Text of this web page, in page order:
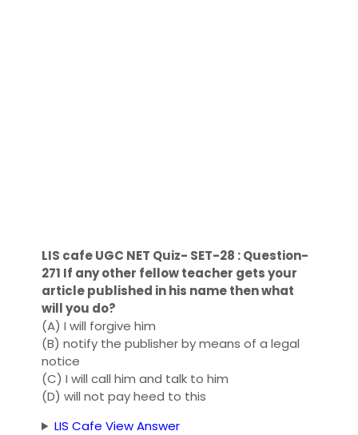
LIS cafe UGC NET Quiz- SET-28 : Question-
271 If any other fellow teacher gets your
article published in his name then what
will you do?
(A) I will forgive him
(B) notify the publisher by means of a legal
notice
(C) I will call him and talk to him
(D) will not pay heed to this
LIS Cafe View Answer